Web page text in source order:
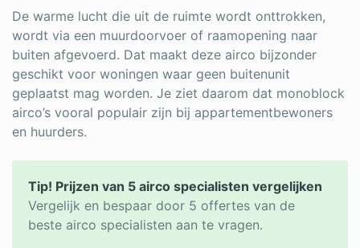
De warme lucht die uit de ruimte wordt onttrokken,
wordt via een muurdoorvoer of raamopening naar
buiten afgevoerd. Dat maakt deze airco bijzonder
geschikt voor woningen waar geen buitenunit
geplaatst mag worden. Je ziet daarom dat monoblock
airco’s vooral populair zijn bij appartementbewoners
en huurders.
Tip! Prijzen van 5 airco specialisten vergelijken
Vergelijk en bespaar door 5 offertes van de
beste airco specialisten aan te vragen.